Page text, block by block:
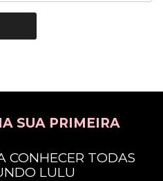
SUA PRIMEIRA
CONHECER TODAS
LULU